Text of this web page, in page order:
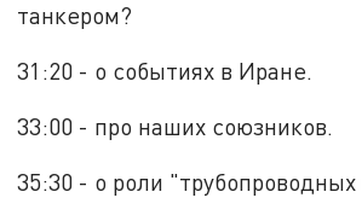
танкером?
31:20 - о событиях в Иране.
33:00 - про наших союзников.
35:30 - о роли "трубопроводных